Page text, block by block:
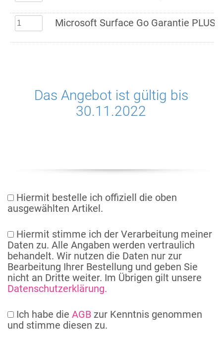
Microsoft Surface Go Garantie PLUS
Das Angebot ist gültig bis
30.11.2022
Hiermit bestelle ich offiziell die oben
ausgewählten Artikel.
Hiermit stimme ich der Verarbeitung meiner
Daten zu. Alle Angaben werden vertraulich
behandelt. Wir nutzen die Daten nur zur
Bearbeitung Ihrer Bestellung und geben Sie
nicht an Dritte weiter. Im Übrigen gilt unsere
Datenschutzerklärung.
Ich habe die AGB zur Kenntnis genommen
und stimme diesen zu.